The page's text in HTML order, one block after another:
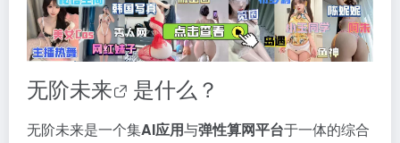
无阶未来 是什么？
无阶未来是一个集AI应用与弹性算网平台于一体的综合